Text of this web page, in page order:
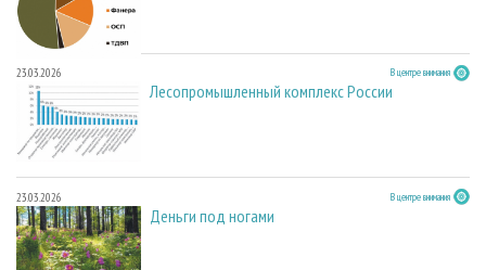
23.03.2026 В центре внимания
Лесопромышленный комплекс России
23.03.2026 В центре внимания
Деньги под ногами